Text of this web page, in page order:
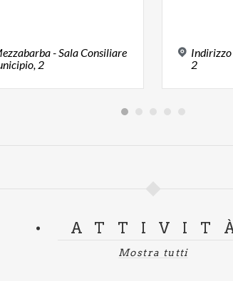
- Sala Consiliare
2
2
Mostra tutti